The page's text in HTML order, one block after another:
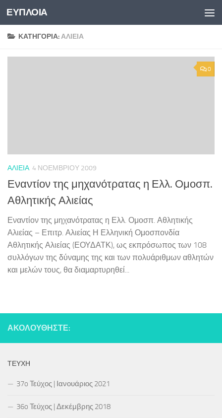
Skip to content
ΕΥΠΛΟΙΑ
ΚΑΤΗΓΟΡΊΑ:ΑΛΙΕΊΑ
0
ΑΛΙΕΊΑ 4 ΝΟΕΜΒΡΊΟΥ 2009
Εναντίον της μηχανότρατας η Ελλ. Ομοσπ.
Αθλητικής Αλιείας
Εναντίον της μηχανότρατας η Ελλ. Ομοσπ. Αθλητικής
Αλιείας – Επιτρ. Αλιείας Η Ελληνική Ομοσπονδία
Αθλητικής Αλιείας (ΕΟΥΔΑΤΚ), ως εκπρόσωπος των 108
συλλόγων της δύναμης της και των πολυάριθμων αθλητών
και μελών τους, θα διαμαρτυρηθεί...
ΑΚΟΛΟΥΘΉΣΤΕ:
ΤΕΎΧΗ
37o Τεύχος | Ιανουάριος 2021
36o Τεύχος | Δεκέμβρης 2018